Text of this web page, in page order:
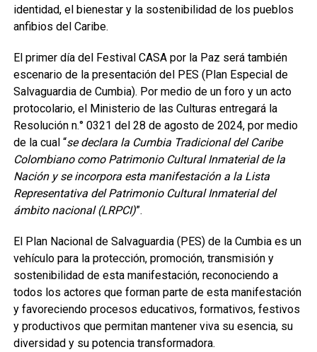
identidad, el bienestar y la sostenibilidad de los pueblos
anfibios del Caribe.
El primer día del Festival CASA por la Paz será también
escenario de la presentación del PES (Plan Especial de
Salvaguardia de Cumbia). Por medio de un foro y un acto
protocolario, el Ministerio de las Culturas entregará la
Resolución n.° 0321 del 28 de agosto de 2024, por medio
de la cual “sedeclara la Cumbia Tradicional del Caribe
Colombiano como Patrimonio Cultural Inmaterial de la
Nación y se incorpora esta manifestación a la Lista
Representativa del Patrimonio Cultural Inmaterial del
ámbito nacional (LRPCI)”.
El Plan Nacional de Salvaguardia (PES) de la Cumbia es un
vehículo para la protección, promoción, transmisión y
sostenibilidad de esta manifestación, reconociendo a
todos los actores que forman parte de esta manifestación
y favoreciendo procesos educativos, formativos, festivos
y productivos que permitan mantener viva su esencia, su
diversidad y su potencia transformadora.